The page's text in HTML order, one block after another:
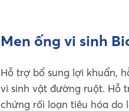
Men ống vi sinh
Hỗ trợ bổ sung lợi khuẩn,
vi sinh vật đường ruột. Hỗ
chứng rối loạn tiêu hóa do